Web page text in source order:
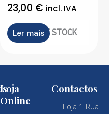
OUT OF STOCK
23,00 € incl. IVA
Ler mais
Loja
Online
Contactos
Loja 1: Rua